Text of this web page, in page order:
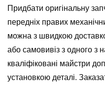
Придбати оригінальну
передніх правих
можна з швидкою
або самовивіз з одного з
кваліфіковані майстри
установкою деталі.